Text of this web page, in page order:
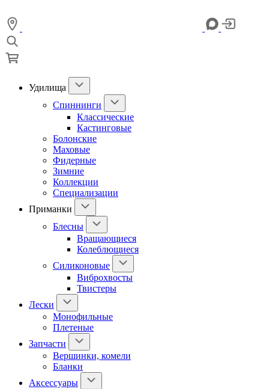
Удилища
Спиннинги
Классические
Кастинговые
Болонские
Маховые
Фидерные
Зимние
Коллекции
Специализации
Приманки
Блесны
Вращающиеся
Колеблющиеся
Силиконовые
Виброхвосты
Твистеры
Лески
Монофильные
Плетеные
Запчасти
Вершинки, комели
Бланки
Аксессуары